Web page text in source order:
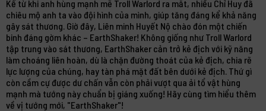
Kể từ khi anh hùng mạnh mẽ Troll Warlord ra mắt, nhiều Chỉ Huy đã
chiêu mộ anh ta vào đội hình của mình, giúp tăng đáng kể khả năng
gây sát thương. Giờ đây, Liên minh Huyết Nộ chào đón một chiến
binh đáng gờm khác – EarthShaker! Không giống như Troll Warlord
tập trung vào sát thương, EarthShaker cản trở kẻ địch với kỹ năng
làm choáng liên hoàn, dù là chặn đường thoát của kẻ địch, chia rẽ
lực lượng của chúng, hay tàn phá mặt đất bên dưới kẻ địch. Thứ gì
còn cầm cự được dư chấn vẫn còn phải vượt qua ải tổ vật hùng
mạnh mà tướng này chuẩn bị giáng xuống! Hãy cùng tìm hiểu thêm
về vị tướng mới, "EarthShaker"!